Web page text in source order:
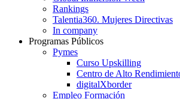
Rankings
Talentia360. Mujeres Directivas
In company
Programas Públicos
Pymes
Curso Upskilling
Centro de Alto
digitalXborder
Empleo Formación